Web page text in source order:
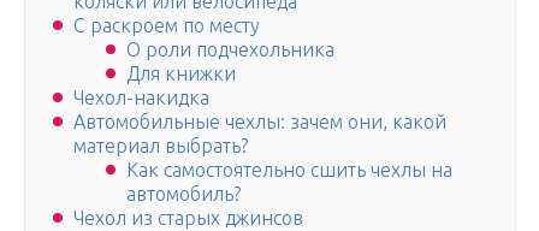
С раскроем по месту
О роли подчехольника
Для книжки
Чехол-накидка
Автомобильные чехлы: зачем они, какой
материал выбрать?
Как самостоятельно сшить чехлы на
автомобиль?
Чехол из старых джинсов